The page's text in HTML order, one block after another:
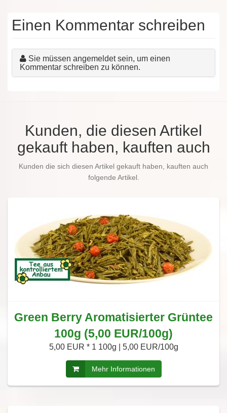
Einen Kommentar schreiben
Sie müssen angemeldet sein, um einen
Kommentar schreiben zu können.
Kunden, die diesen Artikel
gekauft haben, kauften auch
Kunden die sich diesen Artikel gekauft haben, kauften auch
folgende Artikel.
Green Berry Aromatisierter Grüntee
100g (5,00 EUR/100g)
5,00 EUR * 1 100g | 5,00 EUR/100g
Mehr Informationen